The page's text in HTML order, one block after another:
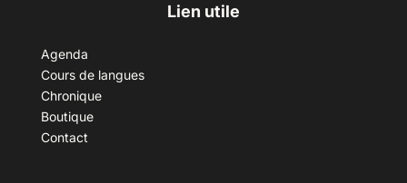
Lien utile
Agenda
Cours de langues
Chronique
Boutique
Contact